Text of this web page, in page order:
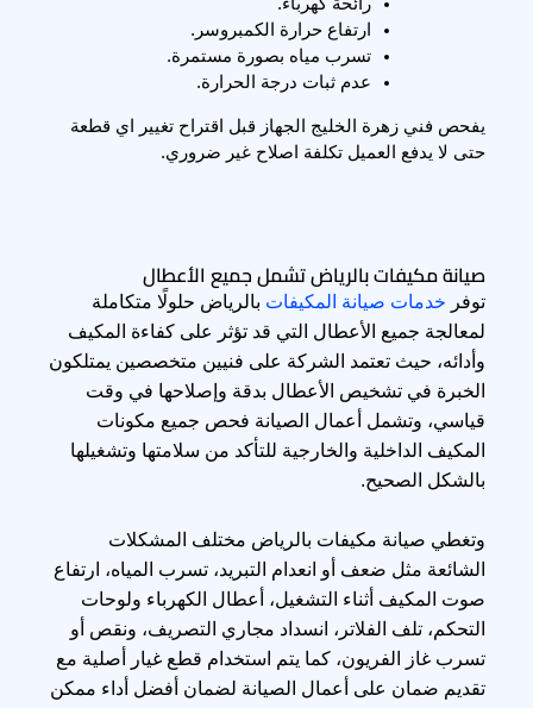
ارتفاع حرارة الكمبروسر.
تسرب مياه بصورة مستمرة.
عدم ثبات درجة الحرارة.
حتى لا يدفع العميل تكلفة اصلاح غير ضروري.
صيانة مكيفات بالرياض تشمل جميع الأعطال
توفر خدمات صيانة المكيفات بالرياض حلولًا متكاملة
لمعالجة جميع الأعطال التي قد تؤثر على كفاءة المكيف
وأدائه، حيث تعتمد الشركة على فنيين متخصصين يمتلكون
الخبرة في تشخيص الأعطال بدقة وإصلاحها في وقت
قياسي، وتشمل أعمال الصيانة فحص جميع مكونات
المكيف الداخلية والخارجية للتأكد من سلامتها وتشغيلها
بالشكل الصحيح.
وتغطي صيانة مكيفات بالرياض مختلف المشكلات
الشائعة مثل ضعف أو انعدام التبريد، تسرب المياه، ارتفاع
صوت المكيف أثناء التشغيل، أعطال الكهرباء ولوحات
التحكم، تلف الفلاتر، انسداد مجاري التصريف، ونقص أو
تسرب غاز الفريون، كما يتم استخدام قطع غيار أصلية مع
تقديم ضمان على أعمال الصيانة لضمان أفضل أداء ممكن